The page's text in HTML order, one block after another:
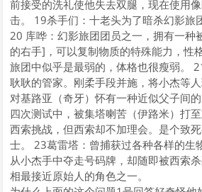
前接受的洗礼使他失去双腿，现在使用
击。 19杀手们：十老头为了暗杀幻影旅
20 库哗：幻影旅团团员之一，拥有一种
的右手]，可以复制物质的特殊能力，性
旅团中似乎是最弱的，体格也很瘦弱。
耿耿的管家。刚柔手段并施，将小杰等
对基路亚（奇牙）怀有一种近似父子间
四次测试中，被集塔喇苦（伊路米）打
西索挑战，但西索却不加理会。是个致
士。 23葛雷塔：曾捕获过各种各样的生
从小杰手中夺走号码牌，却随即被西索
相最接近原始人的角色之一。